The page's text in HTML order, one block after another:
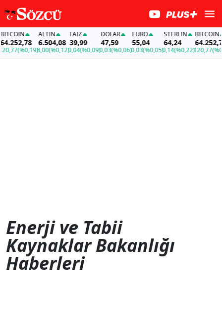
(%0,19)
ALTIN
6.504,08
8,00(%0,12)
FAİZ
39,99
0,04(%0,09)
DOLAR
47,59
0,03(%0,06)
EURO
55,04
0,03(%0,05)
STERLIN
64,24
0,14(%0,22)
BITCOIN
120,77
Enerji ve Tabii
Kaynaklar Bakanlığı
Haberleri